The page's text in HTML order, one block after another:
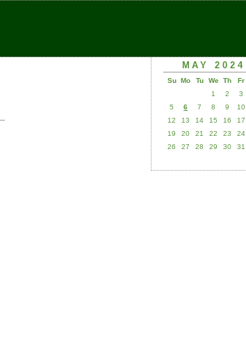
MAY 2024
Su Mo Tu We Th Fr
1
2 3
5
6 7 8 9 10
12
13 14 15 16 17
19
20 21 22 23 24
26
27 28 29 30 31